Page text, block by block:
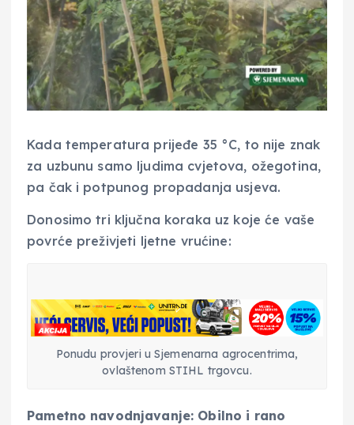
Kada temperatura prijeđe 35 °C, to nije znak
za uzbunu samo ljudima cvjetova, ožegotina,
pa čak i potpunog propadanja usjeva.
Donosimo tri ključna koraka uz koje će vaše
povrće preživjeti ljetne vrućine:
Ponudu provjeri u Sjemenarna agrocentrima,
ovlaštenom STIHL trgovcu.
Pametno navodnjavanje: Obilno i rano